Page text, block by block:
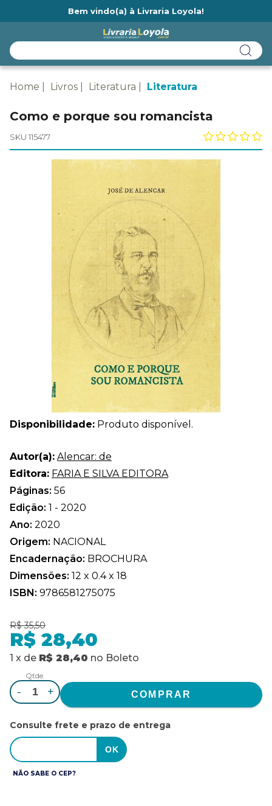
Bem vindo(a) à Livraria Loyola!
Home Livros Literatura Literatura
Como e porque sou romancista
SKU 115477
Disponibilidade: Produto disponível.
Autor(a): Alencar: de
Editora: FARIA E SILVA EDITORA
Páginas: 56
Edição: 1 - 2020
Ano: 2020
Origem: NACIONAL
Encadernação: BROCHURA
Dimensões: 12 x 0.4 x 18
ISBN: 9786581275075
R$ 35,50
R$ 28,40
1 x de R$ 28,40 no Boleto
Qtde.
- +
Consulte frete e prazo de entrega
NÃO SABE O CEP?